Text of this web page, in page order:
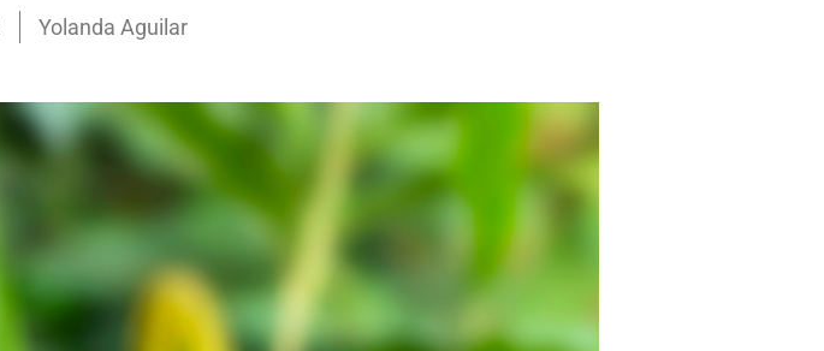
Yolanda Aguilar